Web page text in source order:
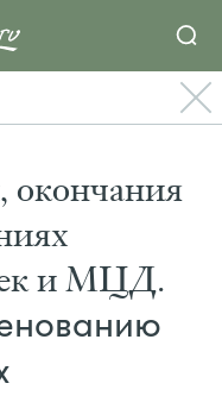
окончания
и МЦД.